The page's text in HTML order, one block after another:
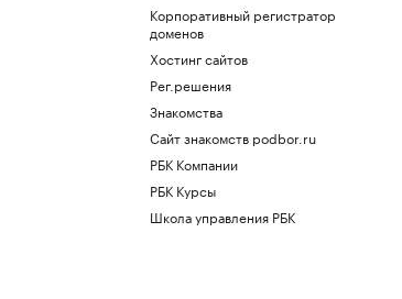
Корпоративный регистратор
доменов
Хостинг сайтов
Рег.решения
Знакомства
Сайт знакомств podbor.ru
РБК Компании
РБК Курсы
Школа управления РБК